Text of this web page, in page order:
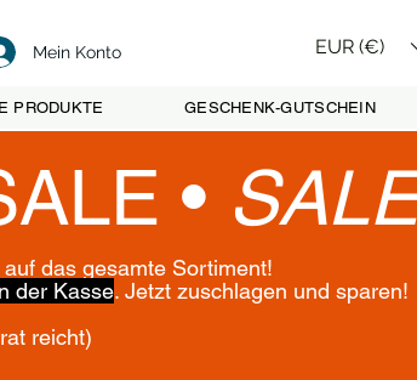
Mein Konto EUR (€)
PRODUKTE GESCHENK-GUTSCHEIN
•
auf das gesamte Sortiment!
der Kasse. Jetzt zuschlagen und sparen!
reicht)